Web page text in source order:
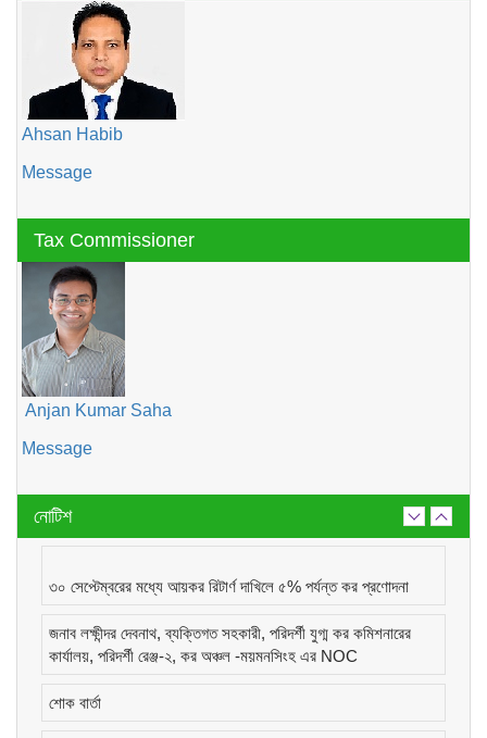
Ahsan Habib
Message
Tax Commissioner
Anjan Kumar Saha
Message
নোটিশ
৩০ সেপ্টেম্বরের মধ্যে আয়কর রিটার্ণ দাখিলে ৫% পর্যন্ত কর প্রণোদনা
জনাব লক্ষীন্দর দেবনাথ, ব্যক্তিগত সহকারী, পরিদর্শী যুগ্ম কর কমিশনারের
কার্যালয়, পরিদর্শী রেঞ্জ-২, কর অঞ্চল -ময়মনসিংহ এর NOC
শোক বার্তা